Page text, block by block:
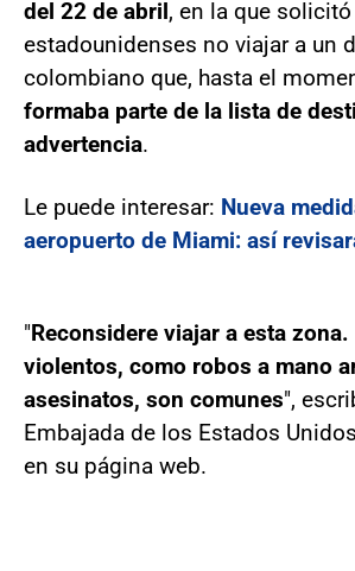
del 22 de abril, en la que
estadounidenses no viajar a un
colombiano que, hasta el
formaba parte de la lista de
advertencia.
Le puede interesar: Nueva
aeropuerto de Miami: así
"Reconsidere viajar a esta
violentos, como robos a mano
asesinatos, son comunes",
Embajada de los Estados
en su página web.